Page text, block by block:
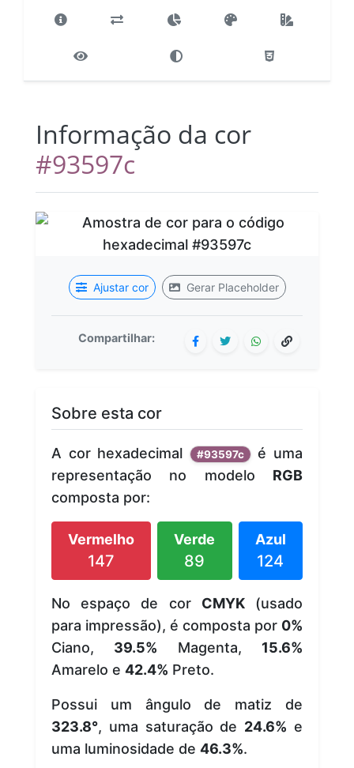
Informação da cor
#93597c
Ajustar cor Gerar Placeholder
Compartilhar:
Sobre esta cor
A cor hexadecimal #93597c é uma
representação no modelo RGB
composta por:
Vermelho
147
Verde
89
Azul
124
No espaço de cor CMYK(usado
para impressão), é composta por 0%
Ciano, 39.5% Magenta, 15.6%
Amarelo e 42.4% Preto.
Possui um ângulo de matiz de
323.8°, uma saturação de 24.6% e
uma luminosidade de 46.3%.